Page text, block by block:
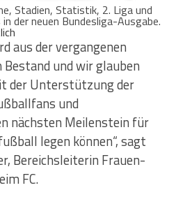
Stadien, Statistik, 2. Liga und
der neuen Bundesliga-Ausgabe.
aus der vergangenen
und wir glauben
der Unterstützung der
und
nächsten Meilenstein für
legen können“, sagt
Bereichsleiterin Frauen-
FC.